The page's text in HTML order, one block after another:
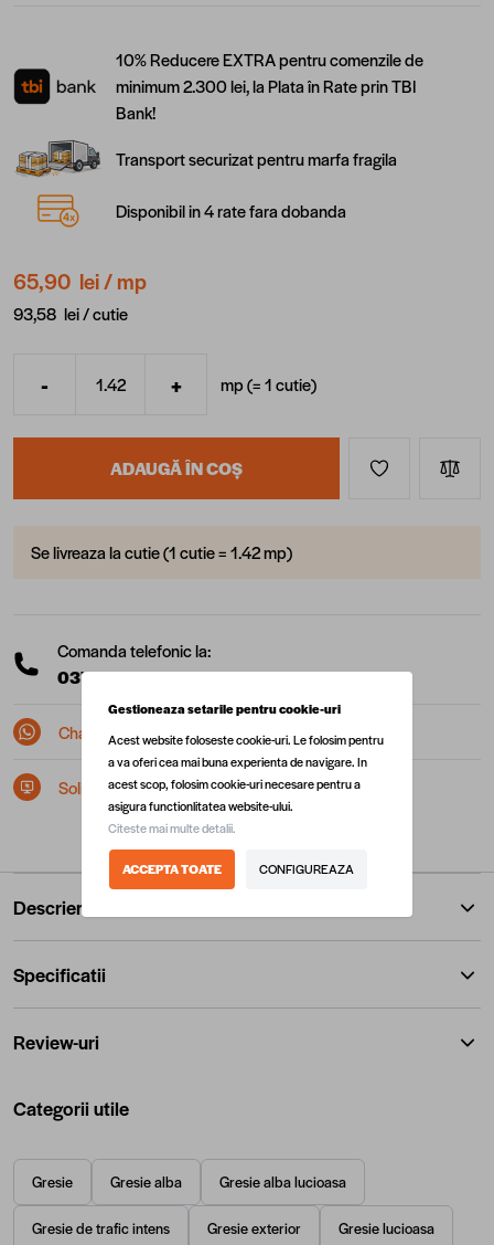
10% Reducere EXTRA pentru comenzile de
minimum 2.300 lei, la Plata în Rate prin TBI
Bank!
Transport securizat pentru marfa fragila
Disponibil in 4 rate fara dobanda
65,90 lei/ mp
93,58 lei /cutie
Cantitate
- + mp (=1cutie)
ADAUGĂ ÎN COȘ
Se livreaza la cutie (1 cutie = 1.42 mp)
Comanda telefonic la:
0377 10 22 22(L-V: 08:00 - 17:00)
Chat pe Whatsapp
Solicita postare in SEAP/SICAP
Descriere
Specificatii
Review-uri
Categorii utile
Gresie Gresie alba Gresie alba lucioasa
Gresie de trafic intens Gresie exterior Gresie lucioasa
Gestioneaza setarile pentru cookie-uri
Acest website foloseste cookie-uri. Le folosim pentru
a va oferi cea mai buna experienta de navigare. In
acest scop, folosim cookie-uri necesare pentru a
asigura functionlitatea website-ului.
Citeste mai multe detalii.
ACCEPTA TOATE CONFIGUREAZA